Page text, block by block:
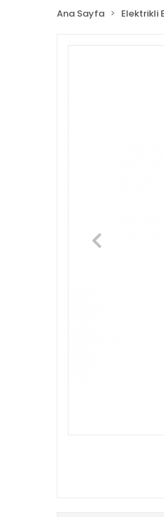
Ana Sayfa Elektrikli